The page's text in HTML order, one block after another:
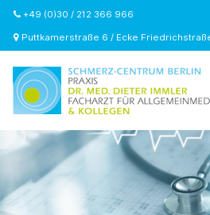
+49 (0)30 / 212 366 966
Puttkamerstraße 6 / Ecke